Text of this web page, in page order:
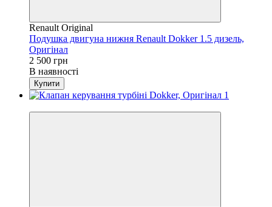
Renault Original
Подушка двигуна нижня Renault Dokker 1.5 дизель,
Оригінал
2 500 грн
В наявності
Купити